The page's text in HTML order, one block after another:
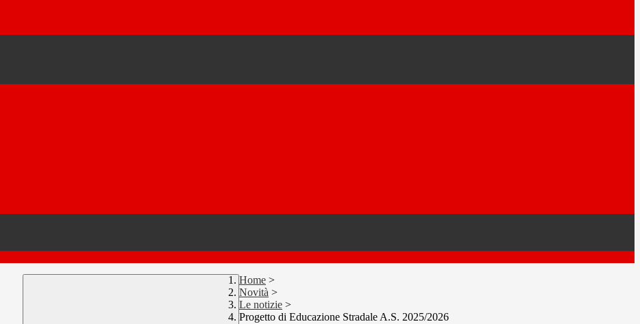
Home >
Novità >
Le notizie >
Progetto di Educazione Stradale A.S. 2025/2026